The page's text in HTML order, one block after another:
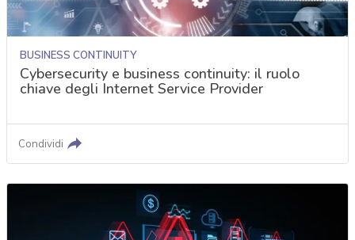
BUSINESS CONTINUITY
Cybersecurity e business continuity: il ruolo
chiave degli Internet Service Provider
Condividi